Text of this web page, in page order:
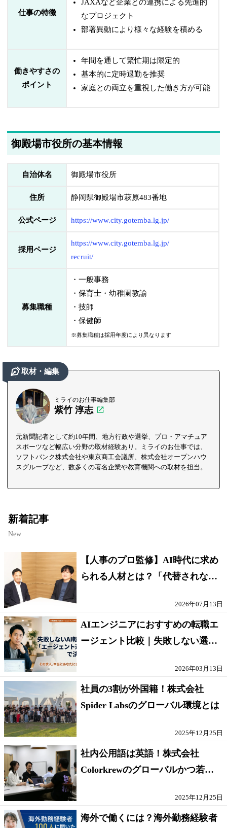
仕事の特徴
JAXAなど企業との連携による先進的
なプロジェクト
部署異動により様々な経験を積める
働きやすさの
ポイント
年間を通して繁忙期は限定的
基本的に定時退勤を推奨
家庭との両立を重視した働き方が可能
御殿場市役所の基本情報
自治体名 御殿場市役所
住所 静岡県御殿場市萩原483番地
公式ページ https://www.city.gotemba.lg.jp/
採用ページ
https://www.city.gotemba.lg.jp/
recruit/
募集職種
・一般事務
・保育士・幼稚園教諭
・技師
・保健師
※募集職種は採用年度により異なります
取材・編集
ミライのお仕事編集部
紫竹 淳志
元新聞記者として約10年間、地方行政や選挙、プロ・アマチュア
スポーツなど幅広い分野の取材経験あり。ミライのお仕事では、
ソフトバンク株式会社や東京商工会議所、株式会社オープンハウ
スグループなど、数多くの著名企業や教育機関への取材を担当。
新着記事
New
【人事のプロ監修】AI時代に求め
られる人材とは？「代替されない
2026年07月13日
AIエンジニアにおすすめの転職エ
ージェント比較｜失敗しない選び
2026年03月13日
社員の3割が外国籍！株式会社
Spider Labsのグローバル環境とは
2025年12月25日
社内公用語は英語！株式会社
Colorkrewのグローバルかつ若手
2025年12月25日
海外で働くには？海外勤務経験者